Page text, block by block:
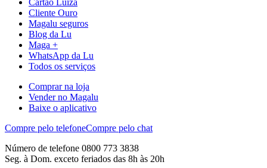
Cliente Ouro
Magalu seguros
Blog da Lu
Maga +
WhatsApp da Lu
Todos os serviços
Comprar na loja
Vender no Magalu
Baixe o aplicativo
Compre pelo telefoneCompre pelo chat
Número de telefone 0800 773 3838
Seg. à Dom. exceto feriados das 8h às 20h